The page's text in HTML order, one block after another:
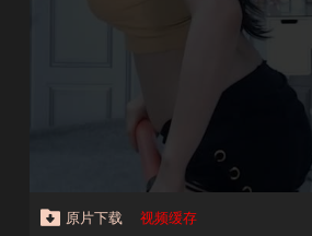
原片下载 视频缓存